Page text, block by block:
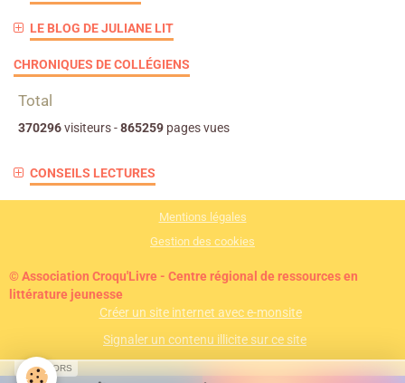
LE BLOG DE JULIANE LIT
CHRONIQUES DE COLLÉGIENS
Total
370296visiteurs -865259 pages vues
CONSEILS LECTURES
Mentions légales
Gestion des cookies
© Association Croqu'Livre - Centre régional de ressources en
littérature jeunesse
Créer un site internet avec e-monsite
Signaler un contenu illicite sur ce site
SPONSORS